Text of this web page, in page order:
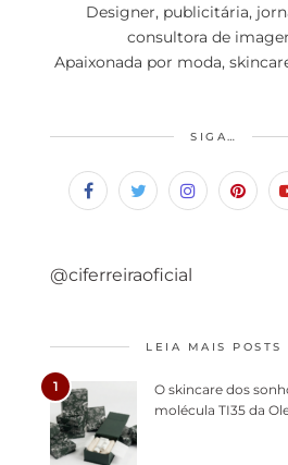
Designer, publicitária,
consultora de
Apaixonada por moda,
SIGA…
@ciferreiraoficial
LEIA MAIS POSTS
1
O skincare dos
molécula TI35 da